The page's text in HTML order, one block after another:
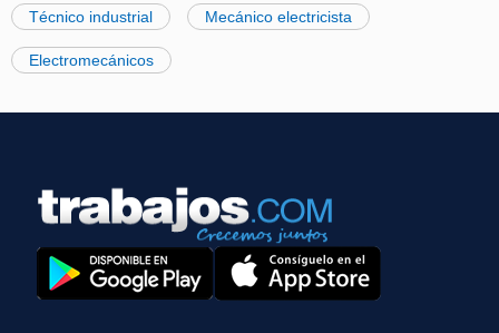
Técnico industrial Mecánico electricista
Electromecánicos